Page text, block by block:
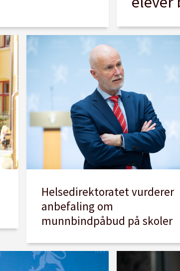
Helsedirektoratet vurderer
anbefaling om
munnbindpåbud på skoler